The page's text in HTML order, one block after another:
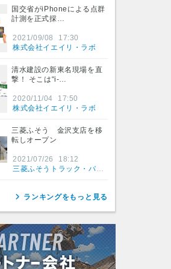
国交省がiPhoneによる点群
計測を正式採…
2021/09/08
17:30
株式会社イエイリ・ラボ
清水建設の新東名現場を直
撃！ そこは“i-…
2020/11/04
17:50
株式会社イエイリ・ラボ
三菱ふそう 金沢支店を移
転しオープン
2021/07/26
18:12
三菱ふそうトラック・バス株式会社
ランキングをもっと見る